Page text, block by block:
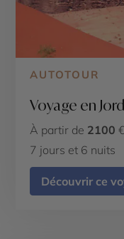
AUTOTOUR
Voyage en
À partir de 2100
7 jours et 6 nuits
Découvrir ce